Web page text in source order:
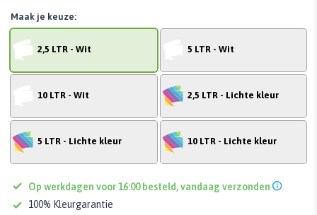
2,5 LTR - Wit 5 LTR - Wit
10 LTR - Wit 2,5 LTR - Lichte kleur
5 LTR - Lichte kleur 10 LTR - Lichte kleur
Maak je keuze:
Op werkdagen voor 16:00 besteld, vandaag verzonden
100% Kleurgarantie